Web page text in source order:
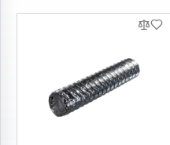
26 дБ(А)